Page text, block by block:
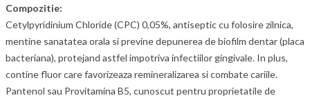
Compozitie:
Cetylpyridinium Chloride (CPC) 0,05%, antiseptic cu folosire zilnica,
mentine sanatatea orala si previne depunerea de biofilm dentar (placa
bacteriana), protejand astfel impotriva infectiilor gingivale. In plus,
contine fluor care favorizeaza remineralizarea si combate cariile.
Pantenol sau Provitamina B5, cunoscut pentru proprietatile de